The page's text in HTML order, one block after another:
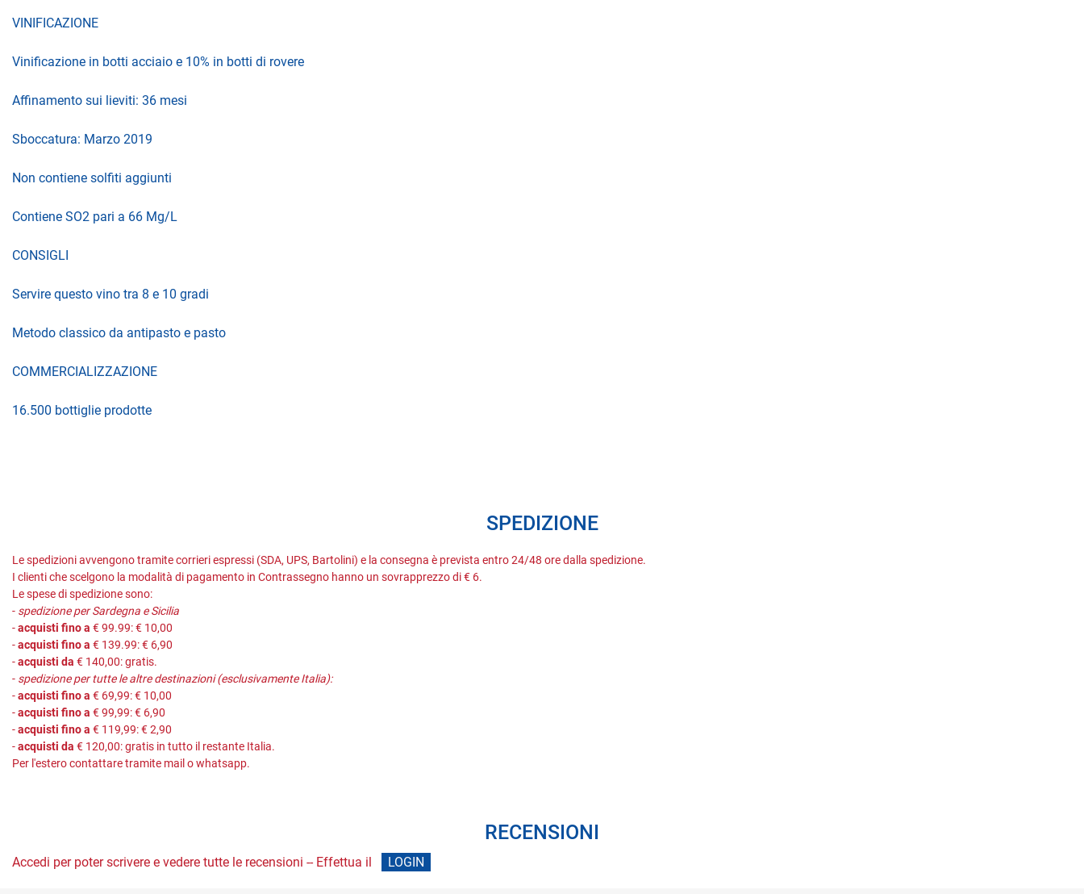
VINIFICAZIONE
Vinificazione in botti acciaio e 10% in botti di rovere
Affinamento sui lieviti: 36 mesi
Sboccatura: Marzo 2019
Non contiene solfiti aggiunti
Contiene SO2 pari a 66 Mg/L
CONSIGLI
Servire questo vino tra 8 e 10 gradi
Metodo classico da antipasto e pasto
COMMERCIALIZZAZIONE
16.500 bottiglie prodotte
SPEDIZIONE
Le spedizioni avvengono tramite corrieri espressi (SDA, UPS, Bartolini) e la consegna è prevista entro 24/48 ore dalla spedizione.
I clienti che scelgono la modalità di pagamento in Contrassegno hanno un sovrapprezzo di € 6.
Le spese di spedizione sono:
- spedizione per Sardegna e Sicilia
-acquisti fino a € 99.99: € 10,00
-acquisti fino a € 139.99: € 6,90
-acquisti da € 140,00: gratis.
- spedizione per tutte le altre destinazioni (esclusivamente Italia):
-acquisti fino a € 69,99: € 10,00
-acquisti fino a € 99,99: € 6,90
-acquisti fino a € 119,99: € 2,90
-acquisti da € 120,00: gratis in tutto il restante Italia.
Per l'estero contattare tramite mail o whatsapp.
RECENSIONI
Accedi per poter scrivere e vedere tutte le recensioni -- Effettua il LOGIN